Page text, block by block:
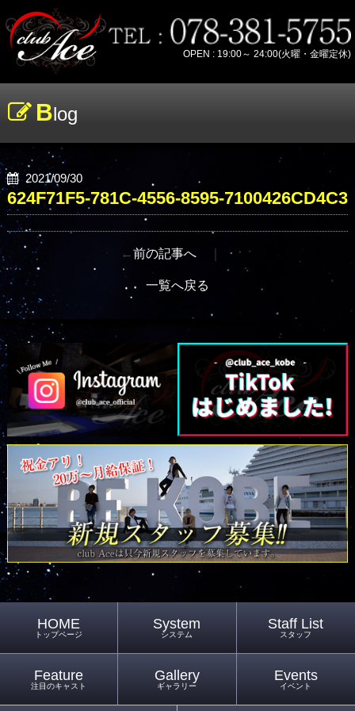
OPEN : 19:00～ 24:00(火曜・金曜定休)
Blog
2021/09/30
624F71F5-781C-4556-8595-7100426CD4C3
←前の記事へ ｜
一覧へ戻る
HOME
トップページ
System
システム
Staff List
スタッフ
Feature
注目のキャスト
Gallery
ギャラリー
Events
イベント